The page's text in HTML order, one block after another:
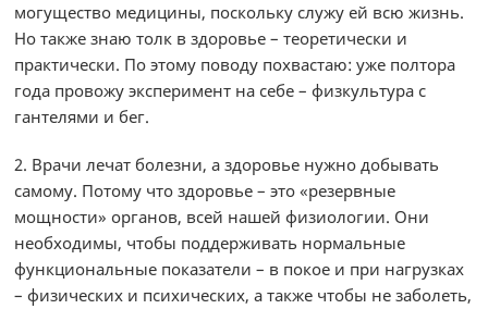
могущество медицины, поскольку служу ей всю жизнь.
Но также знаю толк в здоровье – теоретически и
практически. По этому поводу похвастаю: уже полтора
года провожу эксперимент на себе – физкультура с
гантелями и бег.
2. Врачи лечат болезни, а здоровье нужно добывать
самому. Потому что здоровье – это «резервные
мощности» органов, всей нашей физиологии. Они
необходимы, чтобы поддерживать нормальные
функциональные показатели – в покое и при нагрузках
– физических и психических, а также чтобы не заболеть,